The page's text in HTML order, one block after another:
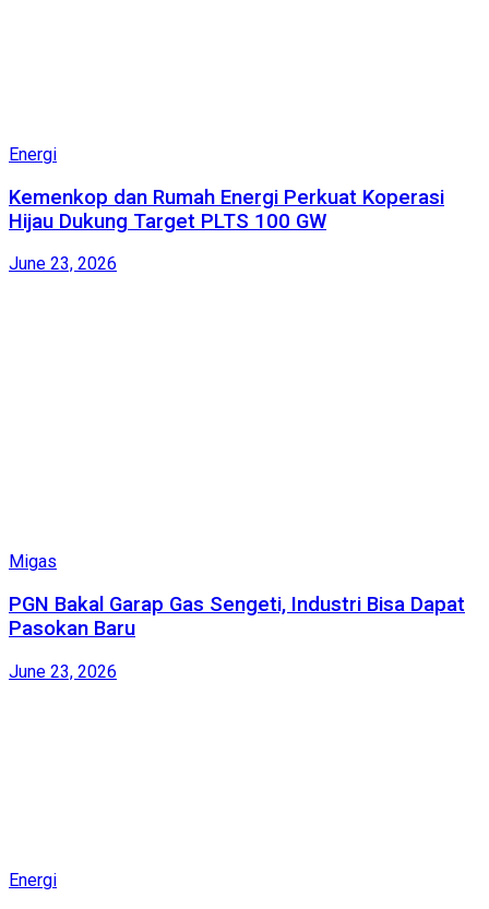
Energi
Kemenkop dan Rumah Energi Perkuat Koperasi
Hijau Dukung Target PLTS 100 GW
June 23, 2026
Migas
PGN Bakal Garap Gas Sengeti, Industri Bisa Dapat
Pasokan Baru
June 23, 2026
Energi